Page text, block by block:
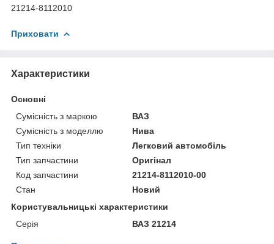
21214-8112010
Приховати
Характеристики
Основні
Сумісність з маркою
ВАЗ
Сумісність з моделлю
Нива
Тип техніки
Легковий автомобіль
Тип запчастини
Оригінал
Код запчастини
21214-8112010-00
Стан
Новий
Користувальницькі характеристики
Серія
ВАЗ 21214